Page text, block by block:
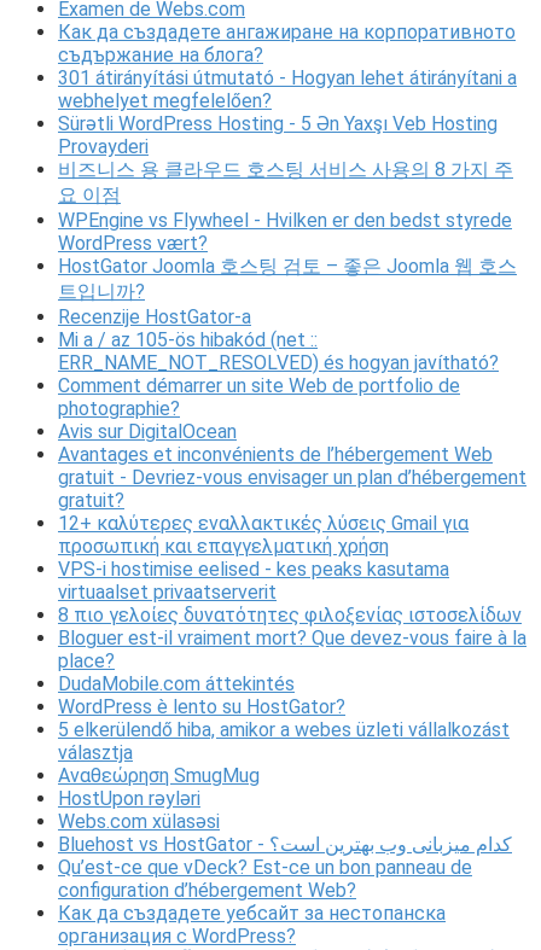
Examen de Webs.com
Как да създадете ангажиране на корпоративното
съдържание на блога?
301 átirányítási útmutató - Hogyan lehet átirányítani a
webhelyet megfelelően?
Sürətli WordPress Hosting - 5 Ən Yaxşı Veb Hosting
Provayderi
비즈니스 용 클라우드 호스팅 서비스 사용의 8 가지 주
요 이점
WPEngine vs Flywheel - Hvilken er den bedst styrede
WordPress vært?
HostGator Joomla 호스팅 검토 – 좋은 Joomla 웹 호스
트입니까?
Recenzije HostGator-a
Mi a / az 105-ös hibakód (net ::
ERR_NAME_NOT_RESOLVED) és hogyan javítható?
Comment démarrer un site Web de portfolio de
photographie?
Avis sur DigitalOcean
Avantages et inconvénients de l’hébergement Web
gratuit - Devriez-vous envisager un plan d’hébergement
gratuit?
12+ καλύτερες εναλλακτικές λύσεις Gmail για
προσωπική και επαγγελματική χρήση
VPS-i hostimise eelised - kes peaks kasutama
virtuaalset privaatserverit
8 πιο γελοίες δυνατότητες φιλοξενίας ιστοσελίδων
Bloguer est-il vraiment mort? Que devez-vous faire à la
place?
DudaMobile.com áttekintés
WordPress è lento su HostGator?
5 elkerülendő hiba, amikor a webes üzleti vállalkozást
választja
Αναθεώρηση SmugMug
HostUpon rəyləri
Webs.com xülasəsi
Bluehost vs HostGator - کدام میزبانی وب بهترین است؟
Qu’est-ce que vDeck? Est-ce un bon panneau de
configuration d’hébergement Web?
Как да създадете уебсайт за нестопанска
организация с WordPress?